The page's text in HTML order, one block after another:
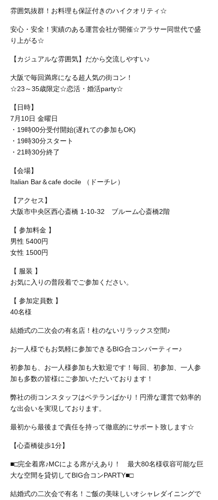
雰囲気抜群！お料理も保証付きのハイクオリティ☆
安心・安全！実績のある運営会社が開催☆アラサー同世代で盛
り上がる☆
【カジュアルな雰囲気】だから交流しやすい♪
大阪で毎回満席になる超人気の街コン！
☆23～35歳限定☆恋活・婚活party☆
【日時】
7月10日 金曜日
・19時00分受付開始(遅れての参加もOK)
・19時30分スタート
・21時30分終了
【会場】
Italian Bar＆cafe docile （ドーチレ）
【アクセス】
大阪市中央区西心斎橋 1-10-32 ブルーム心斎橋2階
【 参加料金 】
男性 5400円
女性 1500円
【 服装 】
お気に入りの普段着でご参加ください。
【 参加定員数 】
40名様
結婚式の二次会の有名店！柱のないリラックス空間♪
お一人様でもお気軽に参加できるBIG合コンパーティー♪
初参加も、お一人様参加も大歓迎です！毎回、初参加、一人参
加も多数の皆様にご参加いただいております！
弊社の街コンスタッフはベテランばかり！円滑な運営で効率的
な出会いを実現しております。
最初から最後まで責任を持って徹底的にサポート致します☆
【心斎橋徒歩1分】
■□完全着席♪MCによる席がえあり！ 最大80名様収容可能な巨
大な空間を貸切してBIG合コンPARTY■□
結婚式の二次会で有名！ご飯の美味しいオシャレダイニングで